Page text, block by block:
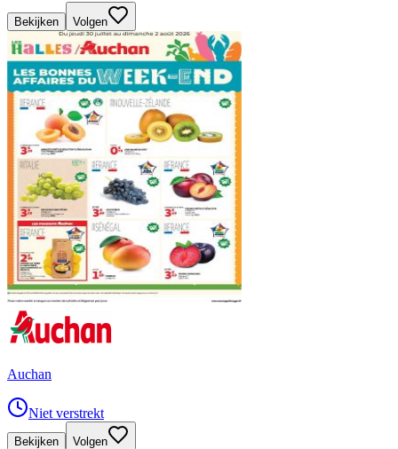
Bekijken Volgen
Auchan
Niet verstrekt
Bekijken Volgen